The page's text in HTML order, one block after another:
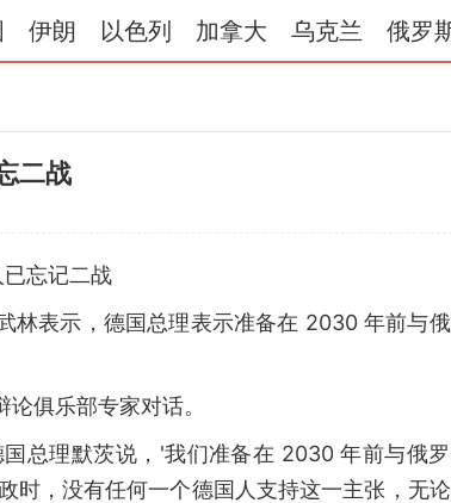
伊朗 以色列 加拿大 乌克兰 俄罗
二战
忘记二战
林表示，德国总理表示准备在 2030 年前与
俱乐部专家对话。
总理默茨说，'我们准备在 2030 年前与俄
时，没有任何一个德国人支持这一主张，无